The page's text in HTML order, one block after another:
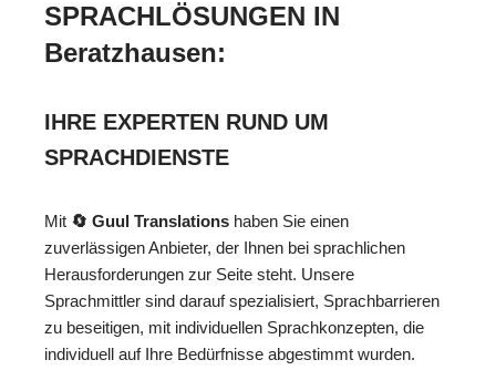
SPRACHLÖSUNGEN IN
Beratzhausen:
IHRE EXPERTEN RUND UM
SPRACHDIENSTE
Mit 🔄 Guul Translations haben Sie einen
zuverlässigen Anbieter, der Ihnen bei sprachlichen
Herausforderungen zur Seite steht. Unsere
Sprachmittler sind darauf spezialisiert, Sprachbarrieren
zu beseitigen, mit individuellen Sprachkonzepten, die
individuell auf Ihre Bedürfnisse abgestimmt wurden.